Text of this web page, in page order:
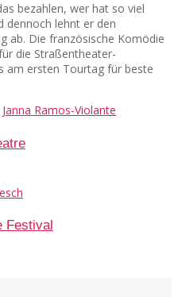
bezahlen, wer hat so viel
dennoch lehnt er den
ab. Die französische Komödie
die Straßentheater-
am ersten Tourtag für beste
Festival